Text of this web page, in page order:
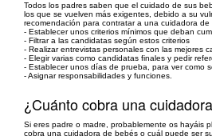
Todos los padres saben que el cuidado de sus
los que se vuelven más exigentes, debido a su
recomendación para contratar a una cuidadora de
- Establecer unos criterios mínimos que deban
- Filtrar a las candidatas según estos criterios
- Realizar entrevistas personales con las mejores
- Elegir varias como candidatas finales y pedir
- Establecer unos días de prueba, para ver como
- Asignar responsabilidades y funciones.
¿Cuánto cobra una
Si eres padre o madre, probablemente os hayáis
cobra una cuidadora de bebés o cuál puede ser